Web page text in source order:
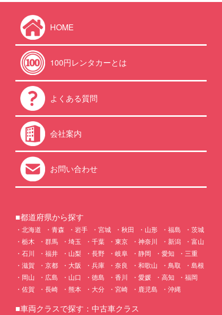
HOME
100円レンタカーとは
よくある質問
会社案内
お問い合わせ
■都道府県から探す
北海道 青森 岩手 宮城 秋田 山形 福島
茨城
栃木
群馬 埼玉 千葉 東京 神奈川 新潟
富山
石川
福井 山梨 長野 岐阜 静岡 愛知
三重
滋賀
京都 大阪 兵庫 奈良 和歌山 鳥取
島根
岡山
広島 山口 徳島 香川 愛媛 高知
福岡
佐賀
長崎 熊本 大分 宮崎 鹿児島 沖縄
■車両クラスで探す：中古車クラス